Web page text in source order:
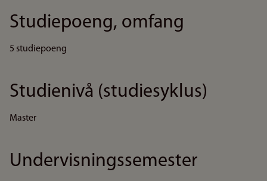
Studiepoeng, omfang
5 studiepoeng
Studienivå (studiesyklus)
Master
Undervisningssemester